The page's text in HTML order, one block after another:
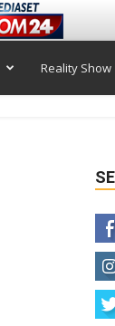
Reality Show